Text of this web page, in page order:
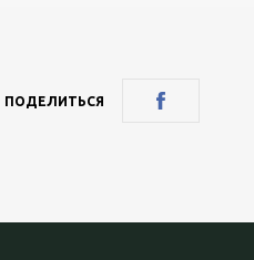
ПОДЕЛИТЬСЯ